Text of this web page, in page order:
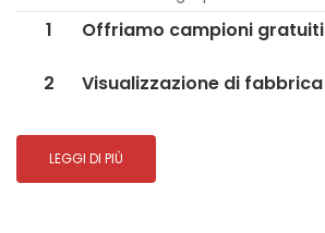
1 Offriamo campioni gratuiti
2 Visualizzazione di fabbrica
LEGGI DI PIÙ